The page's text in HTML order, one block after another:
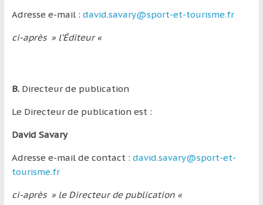
Adresse e-mail : david.savary@sport-et-tourisme.fr
ci-après » l’Éditeur «
B.Directeur de publication
Le Directeur de publication est :
David Savary
Adresse e-mail de contact : david.savary@sport-et-
tourisme.fr
ci-après » le Directeur de publication «